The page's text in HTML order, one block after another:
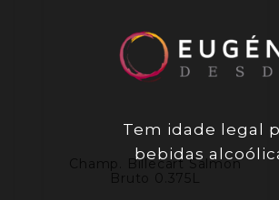
Champ. Billecart Salmon
Bruto 0.375L
Tem idade legal
bebidas